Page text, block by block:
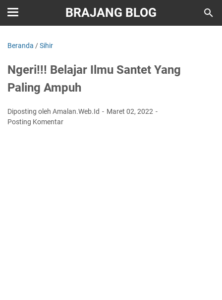
BRAJANG BLOG
Beranda /Sihir
Ngeri!!! Belajar Ilmu Santet Yang
Paling Ampuh
Diposting oleh Amalan.Web.Id
Maret 02, 2022
Posting Komentar